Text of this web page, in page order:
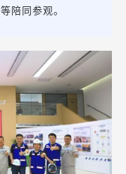
陪同参观。